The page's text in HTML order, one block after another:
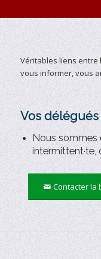
Véritables liens entre
vous informer, vous
Vos délégués
Nous sommes
Contacter la